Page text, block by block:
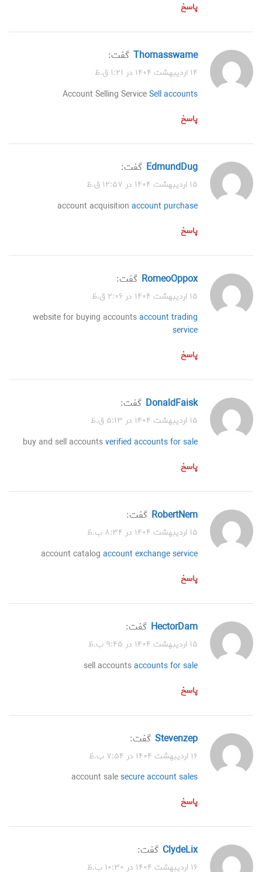
پاسخ
Thomasswame گفت:
۱۴ اردیبهشت ۱۴۰۴ در ۱:۲۱ ق.ظ
Account Selling ServiceSell accounts
پاسخ
EdmundDug گفت:
۱۵ اردیبهشت ۱۴۰۴ در ۱۲:۵۷ ق.ظ
account acquisition account purchase
پاسخ
RomeoOppox گفت:
۱۵ اردیبهشت ۱۴۰۴ در ۲:۰۶ ق.ظ
website for buying accountsaccount trading
service
پاسخ
DonaldFaisk گفت:
۱۵ اردیبهشت ۱۴۰۴ در ۵:۱۳ ق.ظ
buy and sell accountsverified accounts for sale
پاسخ
RobertNem گفت:
۱۵ اردیبهشت ۱۴۰۴ در ۸:۳۴ ب.ظ
account catalog account exchange service
پاسخ
HectorDam گفت:
۱۵ اردیبهشت ۱۴۰۴ در ۹:۴۵ ب.ظ
sell accountsaccounts for sale
پاسخ
Stevenzep گفت:
۱۶ اردیبهشت ۱۴۰۴ در ۷:۵۴ ب.ظ
account salesecure account sales
پاسخ
ClydeLix گفت:
۱۶ اردیبهشت ۱۴۰۴ در ۱۰:۳۰ ب.ظ